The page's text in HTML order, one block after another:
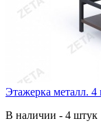
Этажерка металл. 4
В наличии - 4 штук